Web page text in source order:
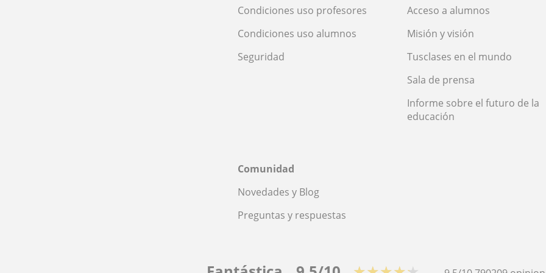
Condiciones uso profesores
Condiciones uso alumnos
Seguridad
Acceso a alumnos
Misión y visión
Tusclases en el mundo
Sala de prensa
Informe sobre el futuro de la
educación
Comunidad
Novedades y Blog
Preguntas y respuestas